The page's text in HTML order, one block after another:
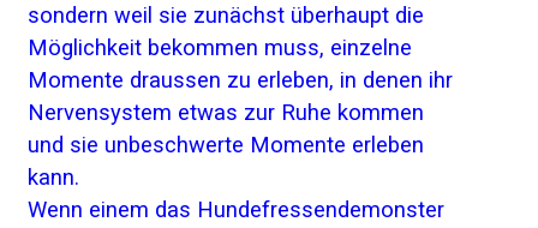
Wenn einem das Hundefressendemonster